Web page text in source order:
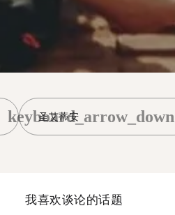
圣艾蒂安
keyboard_arrow_down
我喜欢谈论的话题